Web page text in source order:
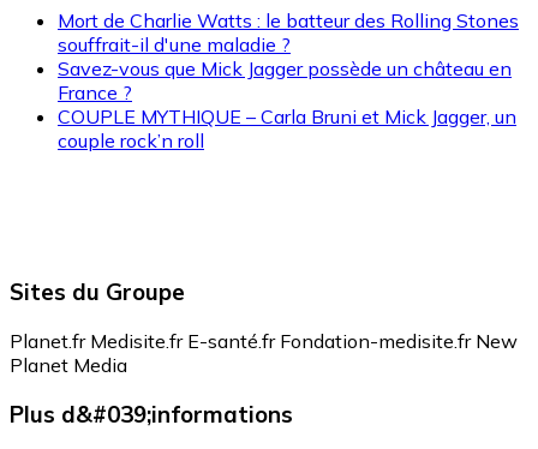
Mort de Charlie Watts : le batteur des Rolling Stones
souffrait-il d'une maladie ?
Savez-vous que Mick Jagger possède un château en
France ?
COUPLE MYTHIQUE – Carla Bruni et Mick Jagger, un
couple rock’n roll
Sites du Groupe
Planet.fr Medisite.fr E-santé.fr Fondation-medisite.fr New
Planet Media
Plus d&#039;informations